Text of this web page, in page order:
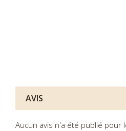
AVIS
Aucun avis n'a été publié pour